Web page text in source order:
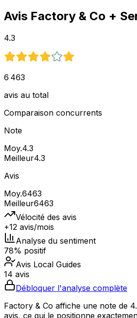
Avis Factory & Co +
4.3
6 463
avis au total
Comparaison concurrents
Note
Moy.4.3
Meilleur4.3
Avis
Moy.6463
Meilleur6463
Vélocité des avis
+12 avis/mois
Analyse du sentiment
78% positif
Avis Local Guides
14 avis
Débloquer l'analyse complète
Factory & Co affiche une note de
avis, ce qui le positionne